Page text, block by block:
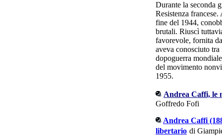
Durante la seconda
Resistenza francese.
fine del 1944,
brutali. Riuscì
favorevole, fornita
aveva conosciuto
dopoguerra
del movimento
1955.
Andrea Caffi, le
Goffredo Fofi
Andrea Caffi
libertario di